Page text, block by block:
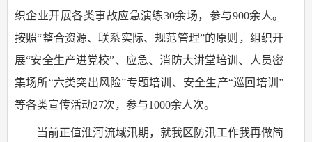
织企业开展各类事故应急演练30余场，参与900余人。
按照“整合资源、联系实际、规范管理”的原则，组织开
展“安全生产进党校”、应急、消防大讲堂培训、人员密
集场所“六类突出风险”专题培训、安全生产“巡回培训”
等各类宣传活动27次，参与1000余人次。
当前正值淮河流域汛期，就我区防汛工作我再做简